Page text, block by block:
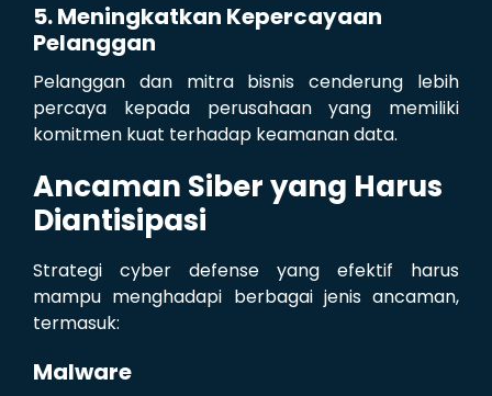
5. Meningkatkan Kepercayaan
Pelanggan
Pelanggan dan mitra bisnis cenderung lebih
percaya kepada perusahaan yang memiliki
komitmen kuat terhadap keamanan data.
Ancaman Siber yang Harus
Diantisipasi
Strategi cyber defense yang efektif harus
mampu menghadapi berbagai jenis ancaman,
termasuk:
Malware